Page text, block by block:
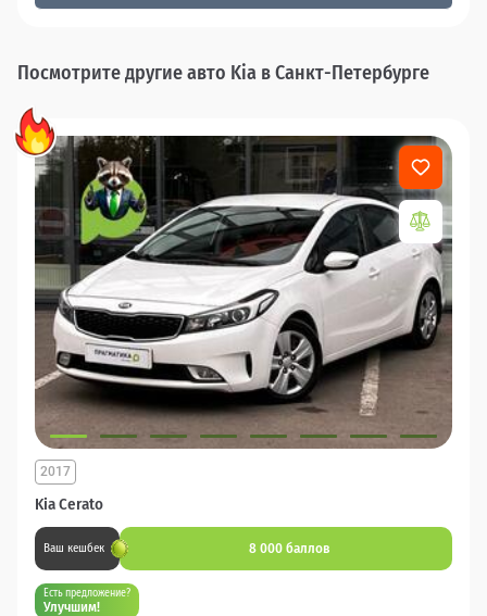
Посмотрите другие авто Kia в Санкт-Петербурге
Kia Cerato
2017
Ваш кешбек 8 000 баллов
Есть предложение?
Улучшим!